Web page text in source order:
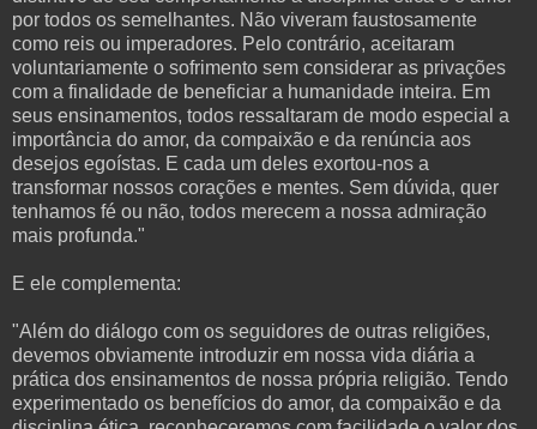
por todos os semelhantes. Não viveram faustosamente
como reis ou imperadores. Pelo contrário, aceitaram
voluntariamente o sofrimento sem considerar as privações
com a finalidade de beneficiar a humanidade inteira. Em
seus ensinamentos, todos ressaltaram de modo especial a
importância do amor, da compaixão e da renúncia aos
desejos egoístas. E cada um deles exortou-nos a
transformar nossos corações e mentes. Sem dúvida, quer
tenhamos fé ou não, todos merecem a nossa admiração
mais profunda."
E ele complementa:
"Além do diálogo com os seguidores de outras religiões,
devemos obviamente introduzir em nossa vida diária a
prática dos ensinamentos de nossa própria religião. Tendo
experimentado os benefícios do amor, da compaixão e da